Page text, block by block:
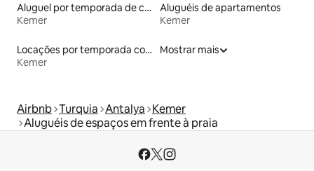
Aluguel por temporada de casas de veraneio
Kemer
Aluguéis de apartamentos
Kemer
Locações por temporada com piscina
Kemer
Mostrar mais
Airbnb Turquia Antalya Kemer
Aluguéis de espaços em frente à praia